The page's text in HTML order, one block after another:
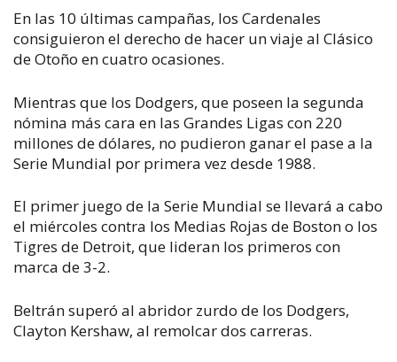
En las 10 últimas campañas, los Cardenales
consiguieron el derecho de hacer un viaje al Clásico
de Otoño en cuatro ocasiones.
Mientras que los Dodgers, que poseen la segunda
nómina más cara en las Grandes Ligas con 220
millones de dólares, no pudieron ganar el pase a la
Serie Mundial por primera vez desde 1988.
El primer juego de la Serie Mundial se llevará a cabo
el miércoles contra los Medias Rojas de Boston o los
Tigres de Detroit, que lideran los primeros con
marca de 3-2.
Beltrán superó al abridor zurdo de los Dodgers,
Clayton Kershaw, al remolcar dos carreras.